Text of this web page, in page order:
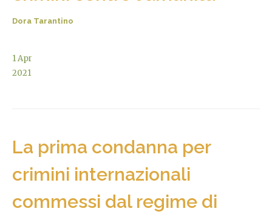
Dora Tarantino
1Apr
2021
La prima condanna per
crimini internazionali
commessi dal regime di